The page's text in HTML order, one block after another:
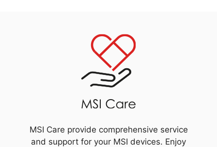
MSI Care provide comprehensive service
and support for your MSI devices. Enjoy